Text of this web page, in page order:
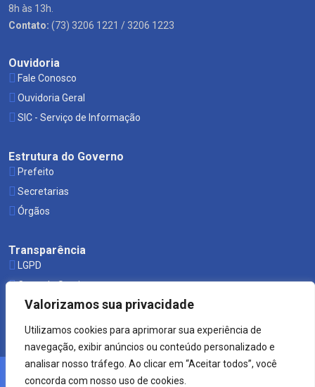
Valorizamos sua privacidade
Utilizamos cookies para aprimorar sua experiência de
navegação, exibir anúncios ou conteúdo personalizado e
analisar nosso tráfego. Ao clicar em “Aceitar todos”, você
concorda com nosso uso de cookies.
8h às 13h.
Contato: (73) 3206 1221 / 3206 1223
Ouvidoria
Fale Conosco
Ouvidoria Geral
SIC - Serviço de Informação
Estrutura do Governo
Prefeito
Secretarias
Órgãos
Transparência
LGPD
Carta de Serviços
Leis Municipais